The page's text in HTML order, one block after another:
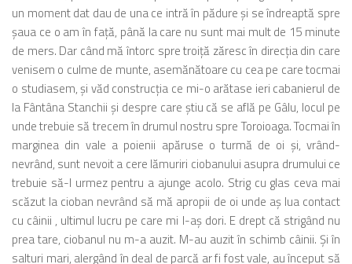
un moment dat dau de una ce intră în pădure şi se îndreaptă spre
şaua ce o am în faţă, până la care nu sunt mai mult de 15 minute
de mers. Dar când mă întorc spre troiţă zăresc în direcţia din care
venisem o culme de munte, asemănătoare cu cea pe care tocmai
o studiasem, şi văd construcţia ce mi-o arătase ieri cabanierul de
la Fântâna Stanchii şi despre care ştiu că se află pe Gâlu, locul pe
unde trebuie să trecem în drumul nostru spre Toroioaga. Tocmai în
marginea din vale a poienii apăruse o turmă de oi şi, vrând-
nevrând, sunt nevoit a cere lămuriri ciobanului asupra drumului ce
trebuie să-l urmez pentru a ajunge acolo. Strig cu glas ceva mai
scăzut la cioban nevrând să mă apropii de oi unde aş lua contact
cu câinii , ultimul lucru pe care mi l-aş dori. E drept că strigând nu
prea tare, ciobanul nu m-a auzit. M-au auzit în schimb câinii. Şi în
salturi mari, alergând în deal de parcă ar fi fost vale, au început să